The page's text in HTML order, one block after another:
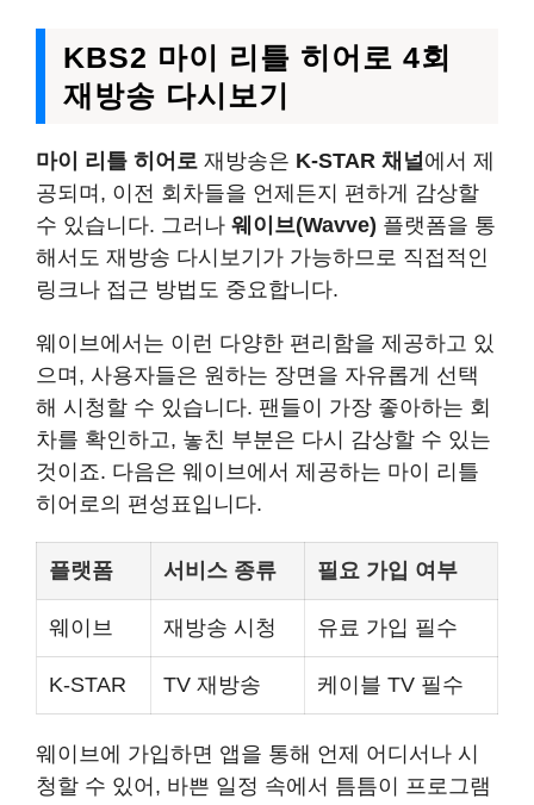
KBS2 마이 리틀 히어로 4회
재방송 다시보기
마이 리틀 히어로 재방송은 K-STAR 채널에서 제
공되며, 이전 회차들을 언제든지 편하게 감상할
수 있습니다. 그러나 웨이브(Wavve) 플랫폼을 통
해서도 재방송 다시보기가 가능하므로 직접적인
링크나 접근 방법도 중요합니다.
웨이브에서는 이런 다양한 편리함을 제공하고 있
으며, 사용자들은 원하는 장면을 자유롭게 선택
해 시청할 수 있습니다. 팬들이 가장 좋아하는 회
차를 확인하고, 놓친 부분은 다시 감상할 수 있는
것이죠. 다음은 웨이브에서 제공하는 마이 리틀
히어로의 편성표입니다.
플랫폼 서비스 종류 필요 가입 여부
웨이브 재방송 시청 유료 가입 필수
K-STAR TV 재방송 케이블 TV 필수
웨이브에 가입하면 앱을 통해 언제 어디서나 시
청할 수 있어, 바쁜 일정 속에서 틈틈이 프로그램